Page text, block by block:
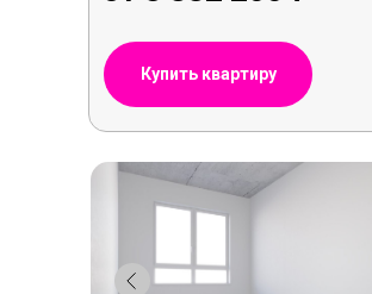
Купить квартиру
1-комнатные
2-комнатные
1-комнатные
2-комнатные